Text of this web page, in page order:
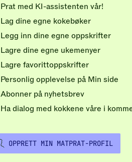
Prat med KI-assistenten vår!
Lag dine egne kokebøker
Legg inn dine egne oppskrifter
Lagre dine egne ukemenyer
Lagre favorittoppskrifter
Personlig opplevelse på Min side
Abonner på nyhetsbrev
Ha dialog med kokkene våre i
OPPRETT MIN MATPRAT-PROFIL